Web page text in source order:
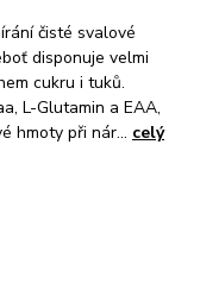
čisté svalové
disponuje velmi
cukru i tuků.
L-Glutamin a EAA,
hmoty při nár... celý